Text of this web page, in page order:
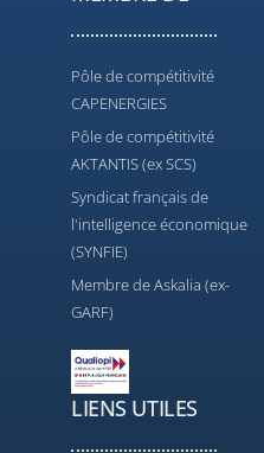
Pôle de compétitivité
CAPENERGIES
Pôle de compétitivité
AKTANTIS (ex SCS)
Syndicat français de
l'intelligence économique
(SYNFIE)
Membre de Askalia (ex-
GARF)
LIENS UTILES